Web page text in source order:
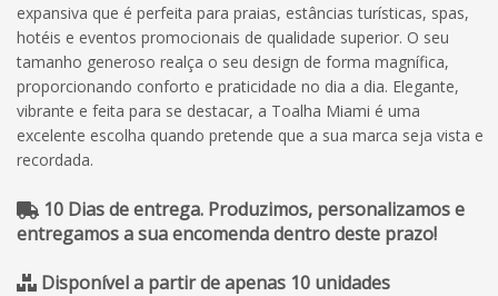
expansiva que é perfeita para praias, estâncias turísticas, spas,
hotéis e eventos promocionais de qualidade superior. O seu
tamanho generoso realça o seu design de forma magnífica,
proporcionando conforto e praticidade no dia a dia. Elegante,
vibrante e feita para se destacar, a Toalha Miami é uma
excelente escolha quando pretende que a sua marca seja vista e
recordada.
10 Dias de entrega. Produzimos, personalizamos e
entregamos a sua encomenda dentro deste prazo!
Disponível a partir de apenas 10 unidades